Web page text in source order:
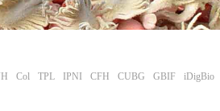
Col TPL IPNI CFH CUBG GBIF iDigBio